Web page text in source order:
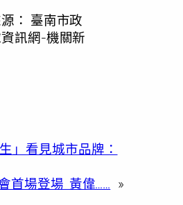
： 臺南市政
訊網-機關新
」看見城市品牌：
首場登場 黃偉…… »